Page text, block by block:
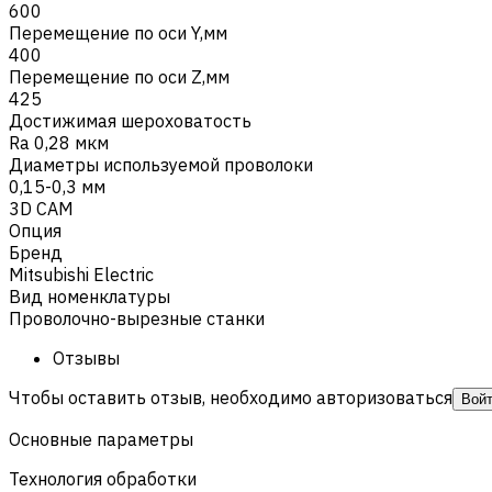
600
Перемещение по оси Y,мм
400
Перемещение по оси Z,мм
425
Достижимая шероховатость
Ra 0,28 мкм
Диаметры используемой проволоки
0,15-0,3 мм
3D CAM
Опция
Бренд
Mitsubishi Electric
Вид номенклатуры
Проволочно-вырезные станки
Отзывы
Чтобы оставить отзыв, необходимо авторизоваться
Основные параметры
Технология обработки